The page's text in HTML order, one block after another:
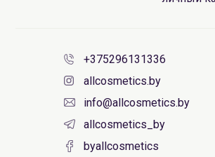
+375296131336
allcosmetics.by
info@allcosmetics.by
allcosmetics_by
byallcosmetics